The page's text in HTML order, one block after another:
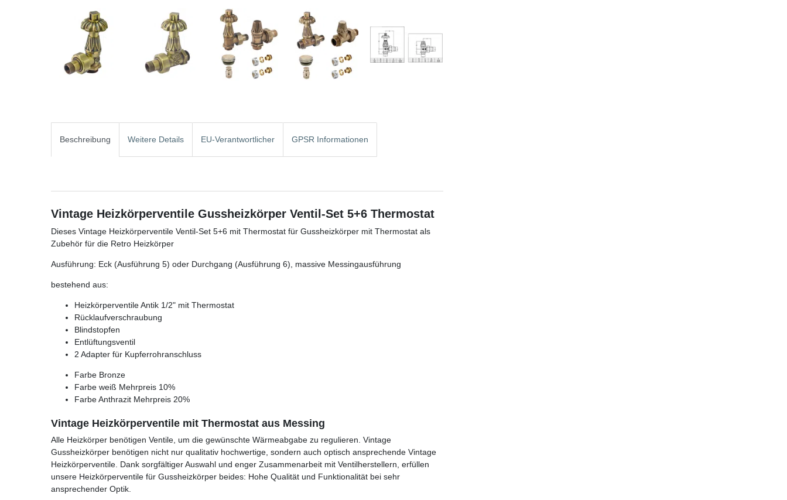
Beschreibung Weitere Details EU-Verantwortlicher GPSR Informationen
Vintage Heizkörperventile Gussheizkörper Ventil-Set 5+6 Thermostat
Dieses Vintage Heizkörperventile Ventil-Set 5+6 mit Thermostat für Gussheizkörper mit Thermostat als
Zubehör für die Retro Heizkörper
Ausführung: Eck (Ausführung 5) oder Durchgang (Ausführung 6), massive Messingausführung
bestehend aus:
Heizkörperventile Antik 1/2" mit Thermostat
Rücklaufverschraubung
Blindstopfen
Entlüftungsventil
2 Adapter für Kupferrohranschluss
Farbe Bronze
Farbe weiß Mehrpreis 10%
Farbe Anthrazit Mehrpreis 20%
Vintage Heizkörperventile mit Thermostat aus Messing
Alle Heizkörper benötigen Ventile, um die gewünschte Wärmeabgabe zu regulieren. Vintage
Gussheizkörper benötigen nicht nur qualitativ hochwertige, sondern auch optisch ansprechende Vintage
Heizkörperventile. Dank sorgfältiger Auswahl und enger Zusammenarbeit mit Ventilherstellern, erfüllen
unsere Heizkörperventile für Gussheizkörper beides: Hohe Qualität und Funktionalität bei sehr
ansprechender Optik.